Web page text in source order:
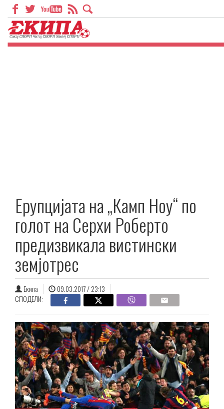
Ерупцијата на „Камп Ноу“ по
голот на Серхи Роберто
предизвикала вистински
земјотрес
Екипа
09.03.2017 / 23:13
СПОДЕЛИ: